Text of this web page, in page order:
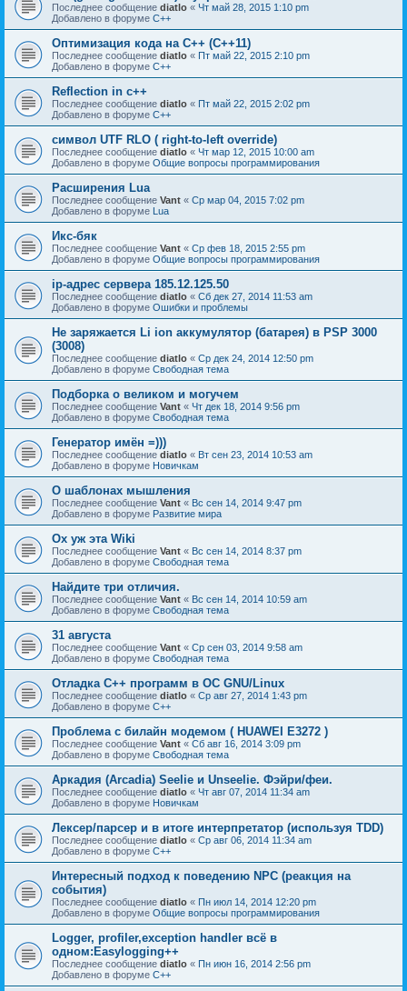
Последнее сообщение diatlo « Чт май 28, 2015 1:10 pm
Добавлено в форуме C++
Оптимизация кода на C++ (C++11)
Последнее сообщение diatlo « Пт май 22, 2015 2:10 pm
Добавлено в форуме C++
Reflection in с++
Последнее сообщение diatlo « Пт май 22, 2015 2:02 pm
Добавлено в форуме C++
символ UTF RLO ( right-to-left override)
Последнее сообщение diatlo « Чт мар 12, 2015 10:00 am
Добавлено в форуме Общие вопросы программирования
Расширения Lua
Последнее сообщение Vant « Ср мар 04, 2015 7:02 pm
Добавлено в форуме Lua
Икс-бяк
Последнее сообщение Vant « Ср фев 18, 2015 2:55 pm
Добавлено в форуме Общие вопросы программирования
ip-адрес сервера 185.12.125.50
Последнее сообщение diatlo « Сб дек 27, 2014 11:53 am
Добавлено в форуме Ошибки и проблемы
Не заряжается Li ion аккумулятор (батарея) в PSP 3000
(3008)
Последнее сообщение diatlo « Ср дек 24, 2014 12:50 pm
Добавлено в форуме Свободная тема
Подборка о великом и могучем
Последнее сообщение Vant « Чт дек 18, 2014 9:56 pm
Добавлено в форуме Свободная тема
Генератор имён =)))
Последнее сообщение diatlo « Вт сен 23, 2014 10:53 am
Добавлено в форуме Новичкам
О шаблонах мышления
Последнее сообщение Vant « Вс сен 14, 2014 9:47 pm
Добавлено в форуме Развитие мира
Ох уж эта Wiki
Последнее сообщение Vant « Вс сен 14, 2014 8:37 pm
Добавлено в форуме Свободная тема
Найдите три отличия.
Последнее сообщение Vant « Вс сен 14, 2014 10:59 am
Добавлено в форуме Свободная тема
31 августа
Последнее сообщение Vant « Ср сен 03, 2014 9:58 am
Добавлено в форуме Свободная тема
Отладка C++ программ в ОС GNU/Linux
Последнее сообщение diatlo « Ср авг 27, 2014 1:43 pm
Добавлено в форуме C++
Проблема с билайн модемом ( HUAWEI E3272 )
Последнее сообщение Vant « Сб авг 16, 2014 3:09 pm
Добавлено в форуме Свободная тема
Аркадия (Arcadia) Seelie и Unseelie. Фэйри/феи.
Последнее сообщение diatlo « Чт авг 07, 2014 11:34 am
Добавлено в форуме Новичкам
Лексер/парсер и в итоге интерпретатор (используя TDD)
Последнее сообщение diatlo « Ср авг 06, 2014 11:34 am
Добавлено в форуме C++
Интересный подход к поведению NPC (реакция на
события)
Последнее сообщение diatlo « Пн июл 14, 2014 12:20 pm
Добавлено в форуме Общие вопросы программирования
Logger, profiler,exception handler всё в
одном:Easylogging++
Последнее сообщение diatlo « Пн июн 16, 2014 2:56 pm
Добавлено в форуме C++